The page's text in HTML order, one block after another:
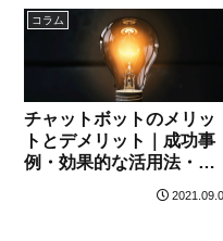
コラム
チャットボットのメリッ
トとデメリット｜成功事
例・効果的な活用法・導